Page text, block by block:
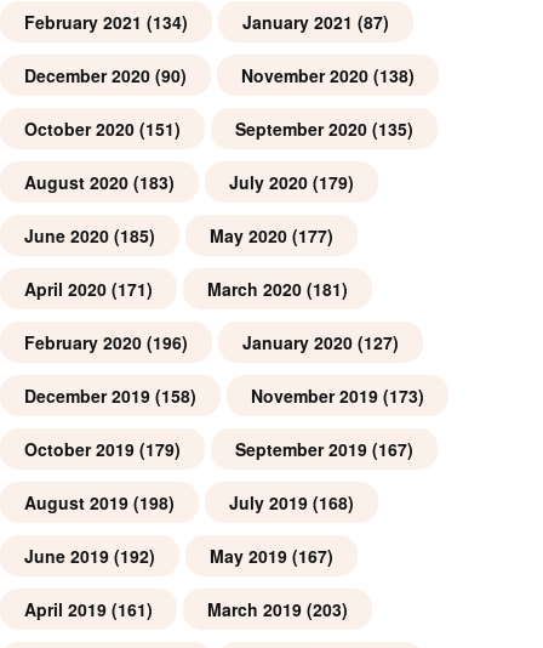
February 2021 (134) January 2021 (87)
December 2020 (90) November 2020 (138)
October 2020 (151) September 2020 (135)
August 2020 (183) July 2020 (179)
June 2020 (185) May 2020 (177)
April 2020 (171) March 2020 (181)
February 2020 (196) January 2020 (127)
December 2019 (158) November 2019 (173)
October 2019 (179) September 2019 (167)
August 2019 (198) July 2019 (168)
June 2019 (192) May 2019 (167)
April 2019 (161) March 2019 (203)